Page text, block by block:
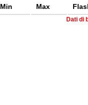
Min Max
Dati di